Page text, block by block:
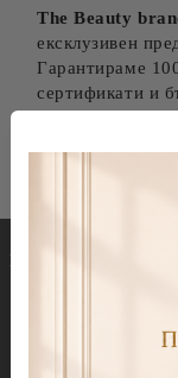
The Beauty
ексклузивен
Гарантираме
сертификати и
Гел лакове
Колекция
Колекция